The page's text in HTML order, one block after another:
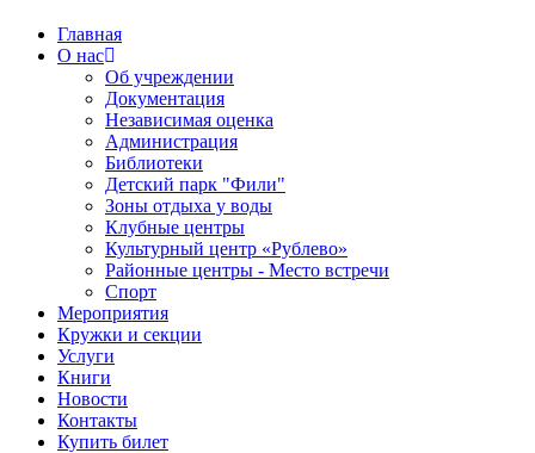
Главная
О нас
Об учреждении
Документация
Независимая оценка
Администрация
Библиотеки
Детский парк "Фили"
Зоны отдыха у воды
Клубные центры
Культурный центр «Рублево»
Районные центры - Место встречи
Спорт
Мероприятия
Кружки и секции
Услуги
Книги
Новости
Контакты
Купить билет